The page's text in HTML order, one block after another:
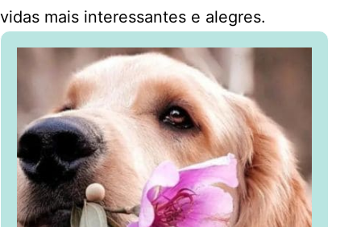
vidas mais interessantes e alegres.